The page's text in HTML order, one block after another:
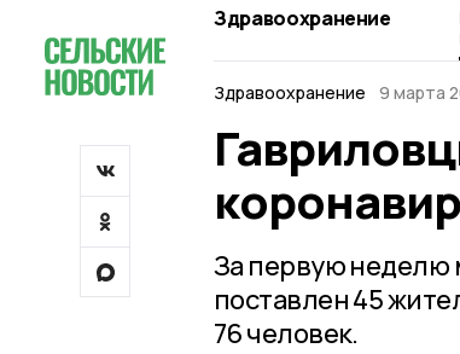
Здравоохранение
Здравоохранение 9 марта
За первую неделю
поставлен 45
76 человек.